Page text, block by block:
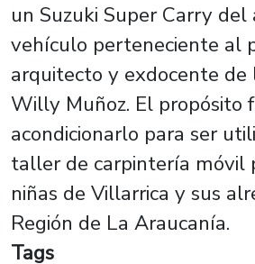
un Suzuki Super Carry del
vehículo perteneciente al
arquitecto y exdocente de
Willy Muñoz. El propósito
acondicionarlo para ser
taller de carpintería móvil
niñas de Villarrica y sus
Región de La Araucanía.
Tags